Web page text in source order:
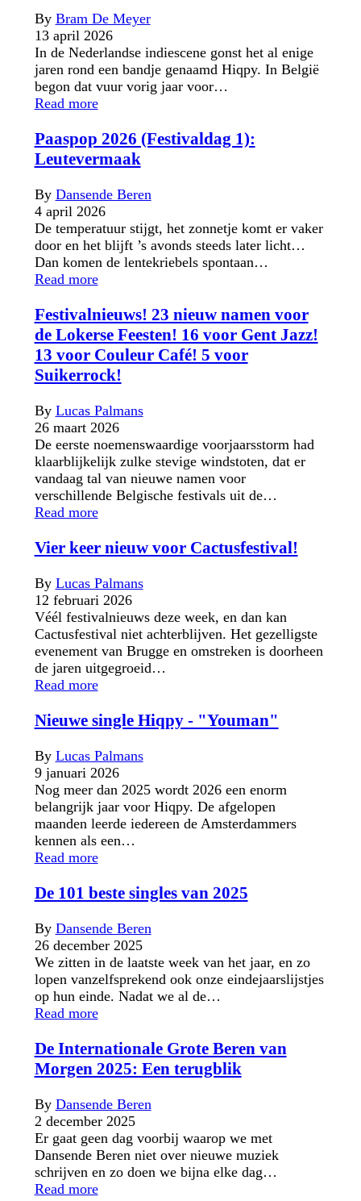
By Bram De Meyer
13 april 2026
In de Nederlandse indiescene gonst het al enige
jaren rond een bandje genaamd Hiqpy. In België
begon dat vuur vorig jaar voor…
Read more
Paaspop 2026 (Festivaldag 1):
Leutevermaak
By Dansende Beren
4 april 2026
De temperatuur stijgt, het zonnetje komt er vaker
door en het blijft ’s avonds steeds later licht…
Dan komen de lentekriebels spontaan…
Read more
Festivalnieuws! 23 nieuw namen voor
de Lokerse Feesten! 16 voor Gent Jazz!
13 voor Couleur Café! 5 voor
Suikerrock!
By Lucas Palmans
26 maart 2026
De eerste noemenswaardige voorjaarsstorm had
klaarblijkelijk zulke stevige windstoten, dat er
vandaag tal van nieuwe namen voor
verschillende Belgische festivals uit de…
Read more
Vier keer nieuw voor Cactusfestival!
By Lucas Palmans
12 februari 2026
Véél festivalnieuws deze week, en dan kan
Cactusfestival niet achterblijven. Het gezelligste
evenement van Brugge en omstreken is doorheen
de jaren uitgegroeid…
Read more
Nieuwe single Hiqpy - "Youman"
By Lucas Palmans
9 januari 2026
Nog meer dan 2025 wordt 2026 een enorm
belangrijk jaar voor Hiqpy. De afgelopen
maanden leerde iedereen de Amsterdammers
kennen als een…
Read more
De 101 beste singles van 2025
By Dansende Beren
26 december 2025
We zitten in de laatste week van het jaar, en zo
lopen vanzelfsprekend ook onze eindejaarslijstjes
op hun einde. Nadat we al de…
Read more
De Internationale Grote Beren van
Morgen 2025: Een terugblik
By Dansende Beren
2 december 2025
Er gaat geen dag voorbij waarop we met
Dansende Beren niet over nieuwe muziek
schrijven en zo doen we bijna elke dag…
Read more